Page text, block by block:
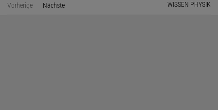
Vorherige Nächste WISSEN PHYSIK